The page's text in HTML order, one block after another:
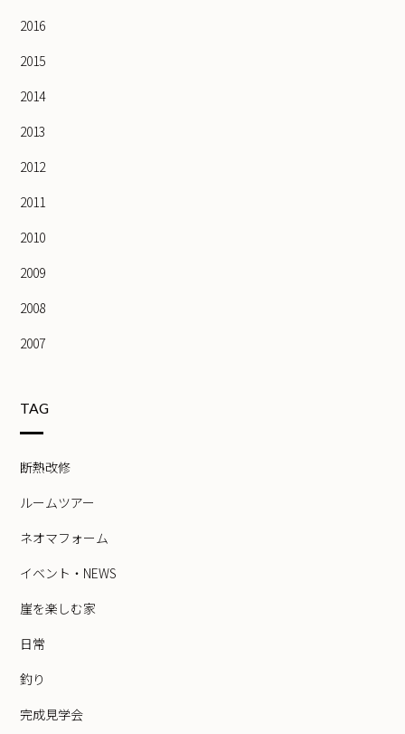
2016
2015
2014
2013
2012
2011
2010
2009
2008
2007
TAG
断熱改修
ルームツアー
ネオマフォーム
イベント・NEWS
崖を楽しむ家
日常
釣り
完成見学会